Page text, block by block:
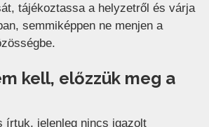
tájékoztassa a helyzetről és várja
semmiképpen ne menjen a
kell, előzzük meg a
írtuk, jelenleg nincs igazolt